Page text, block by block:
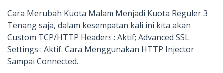
Cara Merubah Kuota Malam Menjadi Kuota Reguler 3
Tenang saja, dalam kesempatan kali ini kita akan
Custom TCP/HTTP Headers : Aktif; Advanced SSL
Settings : Aktif. Cara Menggunakan HTTP Injector
Sampai Connected.